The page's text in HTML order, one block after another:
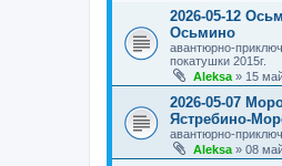
2026-05-12
Осьмино
авантюрно-
покатушки 2015г.
Aleksa » 15
2026-05-07
Ястребино-
авантюрно-
Aleksa » 08